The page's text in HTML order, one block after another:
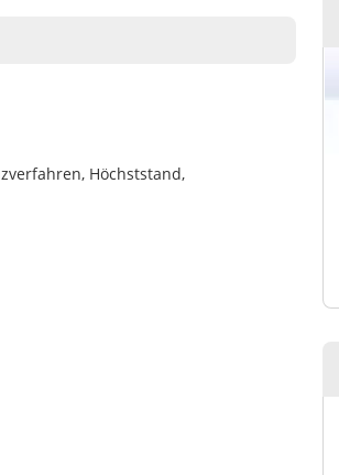
Höchststand,